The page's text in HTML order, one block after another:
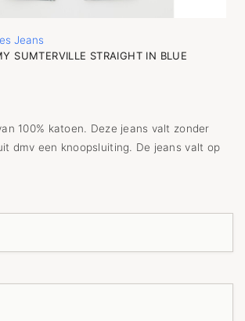
Jeans
SUMTERVILLE STRAIGHT IN BLUE
100% katoen. Deze jeans valt zonder
dmv een knoopsluiting. De jeans valt op